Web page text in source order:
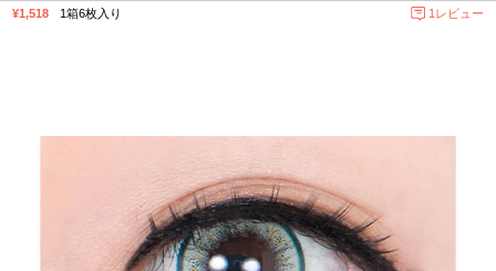
¥1,518 1箱6枚入り 1レビュー